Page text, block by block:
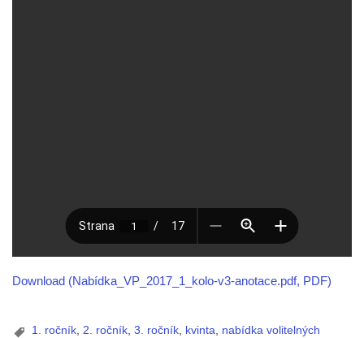
Download (Nabídka_VP_2017_1_kolo-v3-anotace.pdf, PDF)
1. ročník,2. ročník,3. ročník, kvinta, nabídka volitelných